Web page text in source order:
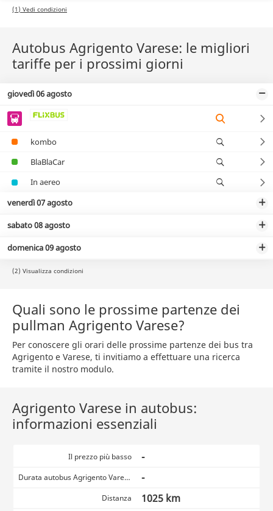
(1) Vedi condizioni
Autobus Agrigento Varese: le migliori
tariffe per i prossimi giorni
giovedì 06 agosto
kombo
BlaBlaCar
In aereo
venerdì 07 agosto
sabato 08 agosto
domenica 09 agosto
(2) Visualizza condizioni
Quali sono le prossime partenze dei
pullman Agrigento Varese?
Per conoscere gli orari delle prossime partenze dei bus tra
Agrigento e Varese, ti invitiamo a effettuare una ricerca
tramite il nostro modulo.
Agrigento Varese in autobus:
informazioni essenziali
Il prezzo più basso -
Durata autobus Agrigento Varese -
Distanza 1025 km